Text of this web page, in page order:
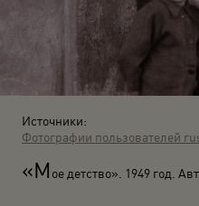
Источники:
Фотографии пользователей
«М ое детство». 1949 год.